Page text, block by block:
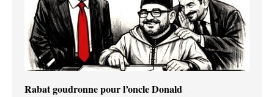
Rabat goudronne pour l’oncle Donald